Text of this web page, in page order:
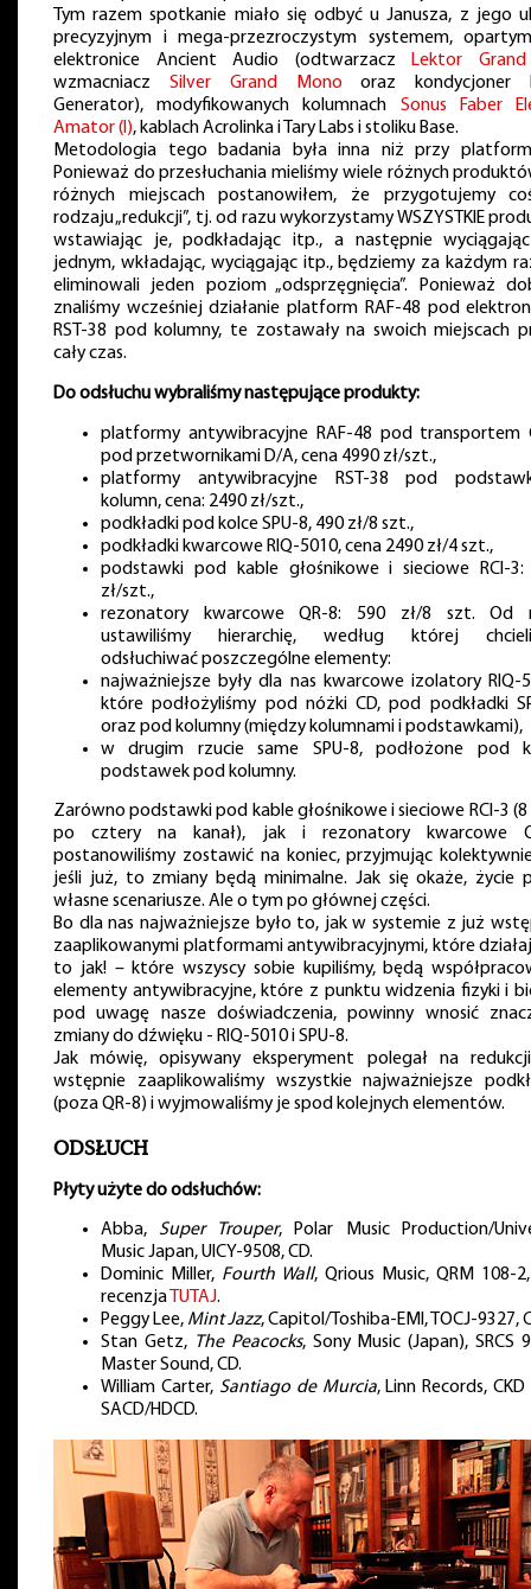
Tym razem spotkanie miało się odbyć u Janusza, z jego
precyzyjnym i mega-przezroczystym systemem,
elektronice Ancient Audio (odtwarzacz Lektor Grand
wzmacniacz Silver Grand Mono oraz kondycjoner
Generator), modyfikowanych kolumnach Sonus Faber
Amator (I), kablach Acrolinka i Tary Labs i stoliku Base.
Metodologia tego badania była inna niż przy
Ponieważ do przesłuchania mieliśmy wiele różnych
różnych miejscach postanowiłem, że przygotujemy
rodzaju „redukcji”, tj. od razu wykorzystamy WSZYSTKIE
wstawiając je, podkładając itp., a następnie
jednym, wkładając, wyciągając itp., będziemy za każdym
eliminowali jeden poziom „odsprzęgnięcia”. Ponieważ
znaliśmy wcześniej działanie platform RAF-48 pod
RST-38 pod kolumny, te zostawały na swoich miejscach
cały czas.
Do odsłuchu wybraliśmy następujące produkty:
platformy antywibracyjne RAF-48 pod transportem
pod przetwornikami D/A, cena 4990 zł/szt.,
platformy antywibracyjne RST-38 pod
kolumn, cena: 2490 zł/szt.,
podkładki pod kolce SPU-8, 490 zł/8 szt.,
podkładki kwarcowe RIQ-5010, cena 2490 zł/4 szt.,
podstawki pod kable głośnikowe i sieciowe RCI-3:
zł/szt.,
rezonatory kwarcowe QR-8: 590 zł/8 szt. Od
ustawiliśmy hierarchię, według której
odsłuchiwać poszczególne elementy:
najważniejsze były dla nas kwarcowe izolatory RIQ-
które podłożyliśmy pod nóżki CD, pod podkładki
oraz pod kolumny (między kolumnami i podstawkami),
w drugim rzucie same SPU-8, podłożone pod
podstawek pod kolumny.
Zarówno podstawki pod kable głośnikowe i sieciowe RCI-3 (8
po cztery na kanał), jak i rezonatory kwarcowe
postanowiliśmy zostawić na koniec, przyjmując
jeśli już, to zmiany będą minimalne. Jak się okaże, życie
własne scenariusze. Ale o tym po głównej części.
Bo dla nas najważniejsze było to, jak w systemie z już
zaaplikowanymi platformami antywibracyjnymi, które
to jak! – które wszyscy sobie kupiliśmy, będą
elementy antywibracyjne, które z punktu widzenia fizyki i
pod uwagę nasze doświadczenia, powinny wnosić
zmiany do dźwięku - RIQ-5010 i SPU-8.
Jak mówię, opisywany eksperyment polegał na
wstępnie zaaplikowaliśmy wszystkie najważniejsze
(poza QR-8) i wyjmowaliśmy je spod kolejnych elementów.
ODSŁUCH
Płyty użyte do odsłuchów:
Abba, Super Trouper, Polar Music Production/
Music Japan, UICY-9508, CD.
Dominic Miller, Fourth Wall, Qrious Music, QRM 108-
recenzja
TUTAJ.
Peggy Lee, Mint Jazz, Capitol/Toshiba-EMI, TOCJ-9327,
Stan Getz, The Peacocks, Sony Music (Japan), SRCS
Master Sound, CD.
William Carter, Santiago de Murcia, Linn Records, CKD
SACD/HDCD.